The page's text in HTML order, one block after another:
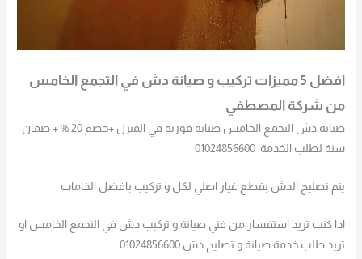
افضل 5 مميزات تركيب و صيانة دش في التجمع الخامس
من شركة المصطفي
صيانة دش التجمع الخامس صيانة فورية في المنزل +خصم 20 % + ضمان
سنة لطلب الخدمة: 01024856600
يتم تصليح الدش بقطع غيار اصلي لكل و تركيب بافضل الخامات
اذا كنت تريد استفسار من فني صيانة و تركيب دش في التجمع الخامس او
تريد طلب خدمة صيانة و تصليح دش 01024856600